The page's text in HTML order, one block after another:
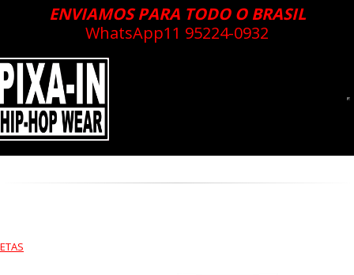
ENVIAMOS PARA TODO O BRASIL
WhatsApp11 95224-0932